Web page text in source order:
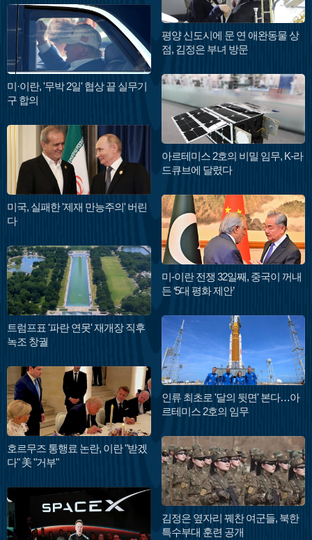
미·이란, '무박 2일' 협상 끝 실무기
구 합의
미국, 실패한 '제재 만능주의' 버린
다
트럼프표 '파란 연못' 재개장 직후
녹조 창궐
호르무즈 통행료 논란, 이란 "받겠
다" 美 "거부"
평양 신도시에 문 연 애완동물 상
점, 김정은 부녀 방문
아르테미스 2호의 비밀 임무, K-라
드큐브에 달렸다
미-이란 전쟁 32일째, 중국이 꺼내
든 ‘5대 평화 제안’
인류 최초로 '달의 뒷면' 본다…아
르테미스 2호의 임무
김정은 옆자리 꿰찬 여군들, 북한
특수부대 훈련 공개